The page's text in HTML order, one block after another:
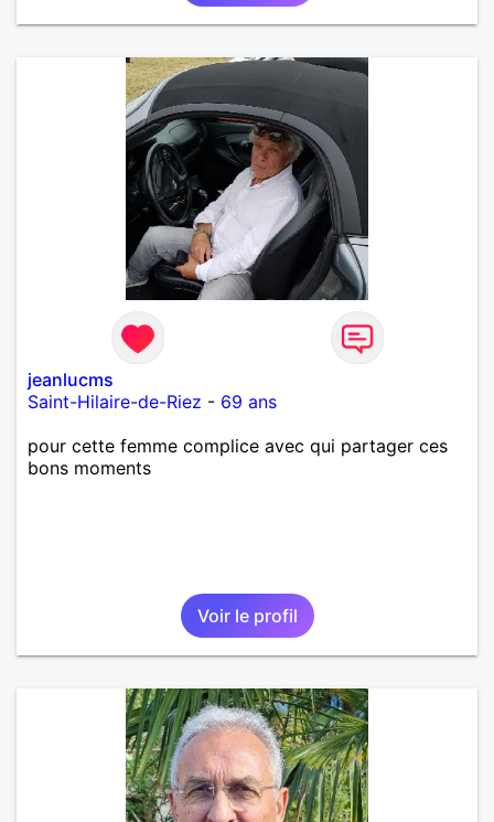
jeanlucms
Saint-Hilaire-de-Riez - 69 ans
pour cette femme complice avec qui partager ces
bons moments
Voir le profil